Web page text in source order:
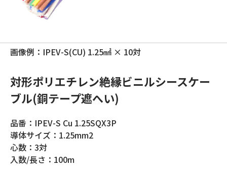
画像例：IPEV-S(CU) 1.25㎟ × 10対
対形ポリエチレン絶縁ビニルシースケー
ブル(銅テープ遮へい)
品番：IPEV-S Cu 1.25SQX3P
導体サイズ：1.25mm2
心数：3対
入数/長さ：100m